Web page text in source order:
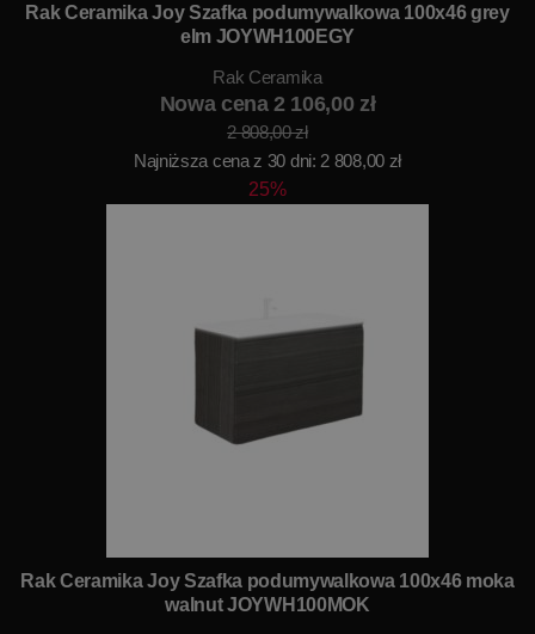
Rak Ceramika Joy Szafka podumywalkowa 100x46 grey
elm JOYWH100EGY
Rak Ceramika
Nowa cena 2 106,00 zł
2 808,00 zł
Najniższa cena z 30 dni: 2 808,00 zł
25%
Rak Ceramika Joy Szafka podumywalkowa 100x46 moka
walnut JOYWH100MOK